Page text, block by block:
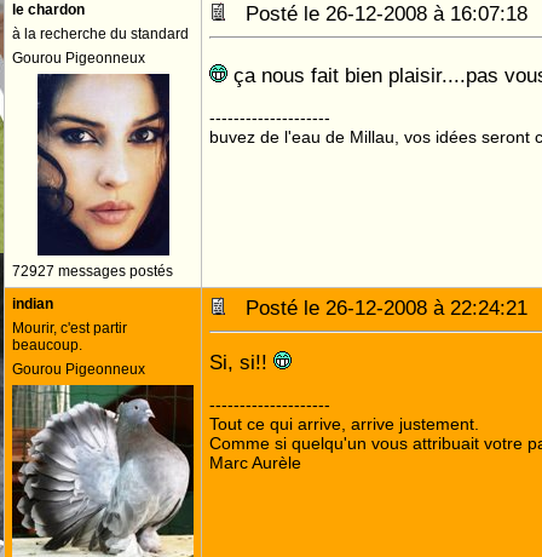
le chardon
à la recherche du standard
Gourou Pigeonneux
72927 messages postés
Posté le 26-12-2008 à
ça nous fait bien plaisir....pas
--------------------
buvez de l'eau de Millau, vos idées seront
indian
Mourir, c'est partir
beaucoup.
Gourou Pigeonneux
Posté le 26-12-2008 à
Si, si!!
--------------------
Tout ce qui arrive, arrive justement.
Comme si quelqu'un vous attribuait votre
Marc Aurèle